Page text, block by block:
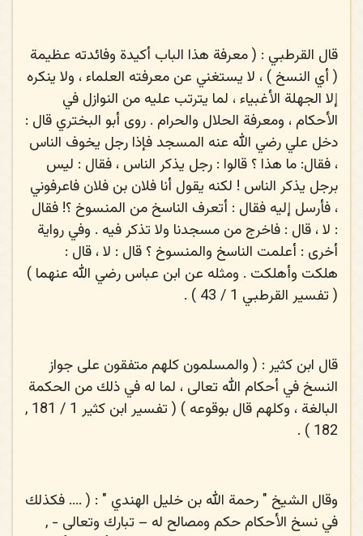
قال القرطبي : ( معرفة هذا الباب أكيدة وفائدته عظيمة
( أي النسخ ) ، لا يستغني عن معرفته العلماء ، ولا ينكره
إلا الجهلة الأغبياء ، لما يترتب عليه من النوازل في
الأحكام ، ومعرفة الحلال والحرام . روى أبو البختري قال :
دخل علي رضي الله عنه المسجد فإذا رجل يخوف الناس
، فقال: ما هذا ؟ قالوا : رجل يذكر الناس ، فقال : ليس
برجل يذكر الناس ! لكنه يقول أنا فلان بن فلان فاعرفوني
، فأرسل إليه فقال : أتعرف الناسخ من المنسوخ ؟! فقال
: لا ، قال : فاخرج من مسجدنا ولا تذكر فيه . وفي رواية
أخرى : أعلمت الناسخ والمنسوخ ؟ قال : لا ، قال :
هلكت وأهلكت . ومثله عن ابن عباس رضي الله عنهما )
( تفسير القرطبي 1 / 43 ) .
قال ابن كثير : ( والمسلمون كلهم متفقون على جواز
النسخ في أحكام الله تعالى ، لما له في ذلك من الحكمة
البالغة ، وكلهم قال بوقوعه ) ( تفسير ابن كثير 1 / 181 ,
182 ) .
وقال الشيخ " رحمة الله بن خليل الهندي " : ( .... فكذلك
في نسخ الأحكام حكم ومصالح له – تبارك وتعالى - ,